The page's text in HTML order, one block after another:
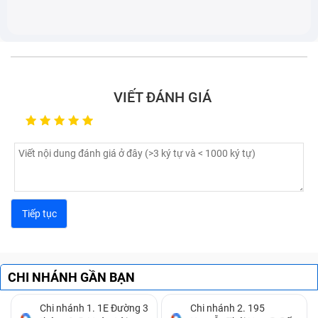
duy nhất.
và đốm mờ li ti. Lỗi này thường xuất hiện do tấm
chắn màn hình bị lỗi gây ra.
VIẾT ĐÁNH GIÁ
CHI NHÁNH GẦN BẠN
Chi nhánh 1. 1E Đường 3
Chi nhánh 2. 195